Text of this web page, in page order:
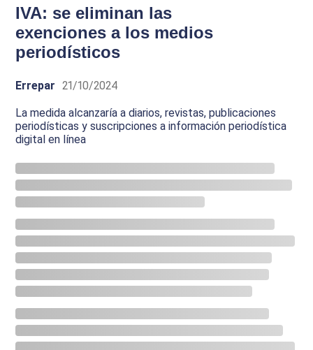
IVA: se eliminan las
exenciones a los medios
periodísticos
Errepar 21/10/2024
La medida alcanzaría a diarios, revistas, publicaciones
periodísticas y suscripciones a información periodística
digital en línea